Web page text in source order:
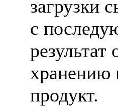
загрузки
с
хранению
продукт.